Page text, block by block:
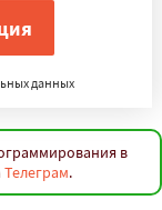
данных
в
Телеграм.